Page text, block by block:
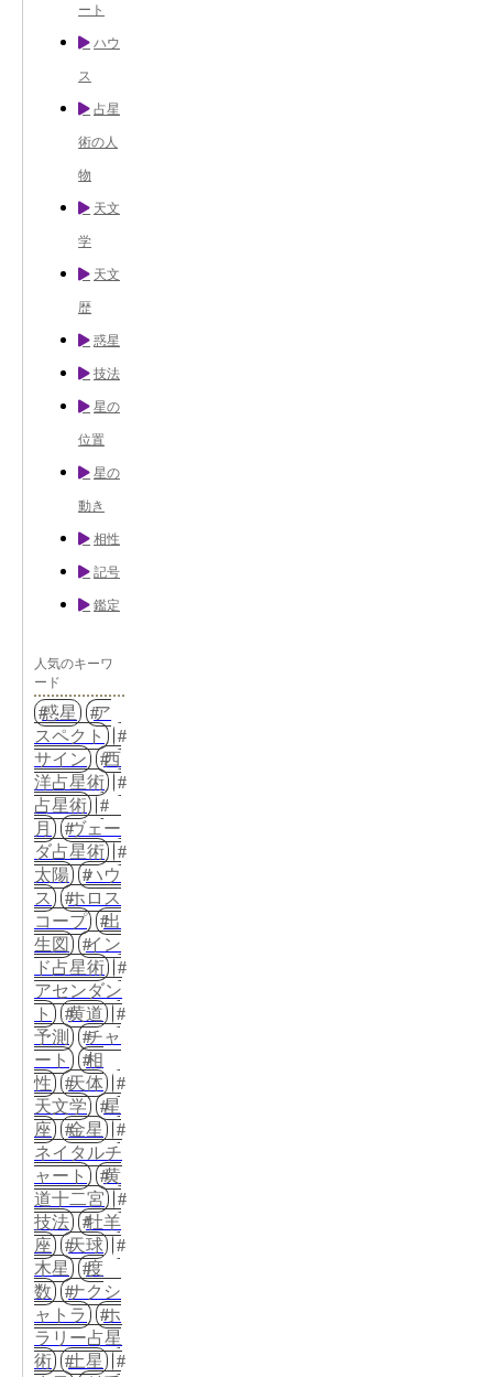
ート
ハウ
ス
占星
術の人
物
天文
学
天文
歴
惑星
技法
星の
位置
星の
動き
相性
記号
鑑定
人気のキーワ
ード
惑星
ア
スペクト
サイン
西
洋占星術
占星術
月
ヴェー
ダ占星術
太陽
ハウ
ス
ホロス
コープ
出
生図
イン
ド占星術
アセンダン
ト
黄道
予測
チャ
ート
相
性
天体
天文学
星
座
金星
ネイタルチ
ャート
黄
道十二宮
技法
牡羊
座
天球
木星
度
数
ナクシ
ャトラ
ホ
ラリー占星
術
土星